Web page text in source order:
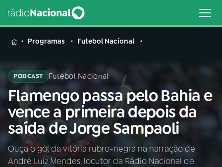
MENU
Buscar
na
Rádio
Nacional
Buscar
AO VIVO
Programas Futebol Nacional
PODCAST Futebol Nacional
Flamengo passa pelo Bahia e
vence a primeira depois da
saída de Jorge Sampaoli
Ouça o gol da vitória rubro-negra na narração de
André Luiz Mendes, locutor da Rádio Nacional de